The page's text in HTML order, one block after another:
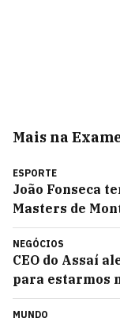
Mais na
ESPORTE
João Fonseca
Masters de
NEGÓCIOS
CEO do Assaí
para estarmos
MUNDO